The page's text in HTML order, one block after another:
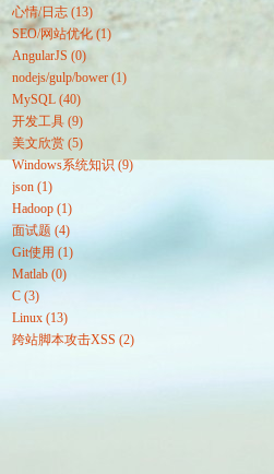
心情/日志 (13)
SEO/网站优化 (1)
AngularJS (0)
nodejs/gulp/bower (1)
MySQL (40)
开发工具 (9)
美文欣赏 (5)
Windows系统知识 (9)
json (1)
Hadoop (1)
面试题 (4)
Git使用 (1)
Matlab (0)
C (3)
Linux (13)
跨站脚本攻击XSS (2)